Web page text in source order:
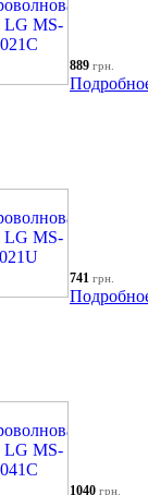
889 грн.
741 грн.
1040 грн.